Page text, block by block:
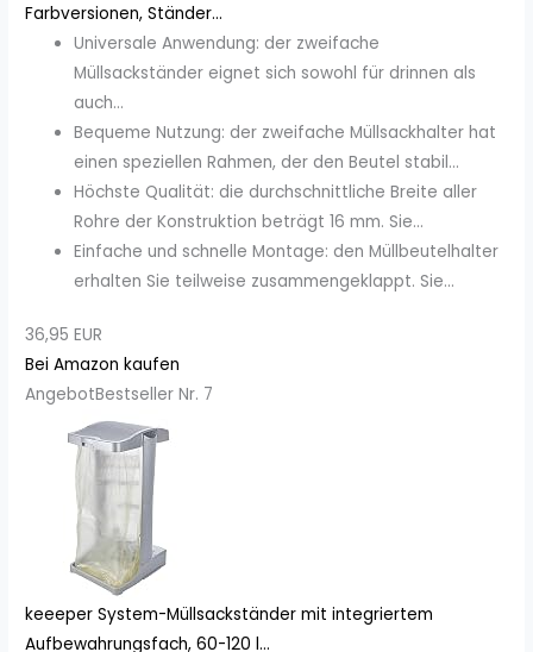
Farbversionen, Ständer...
Universale Anwendung: der zweifache
Müllsackständer eignet sich sowohl für drinnen als
auch...
Bequeme Nutzung: der zweifache Müllsackhalter hat
einen speziellen Rahmen, der den Beutel stabil...
Höchste Qualität: die durchschnittliche Breite aller
Rohre der Konstruktion beträgt 16 mm. Sie...
Einfache und schnelle Montage: den Müllbeutelhalter
erhalten Sie teilweise zusammengeklappt. Sie...
36,95 EUR
Bei Amazon kaufen
AngebotBestseller Nr. 7
keeeper System-Müllsackständer mit integriertem
Aufbewahrungsfach, 60-120 l...